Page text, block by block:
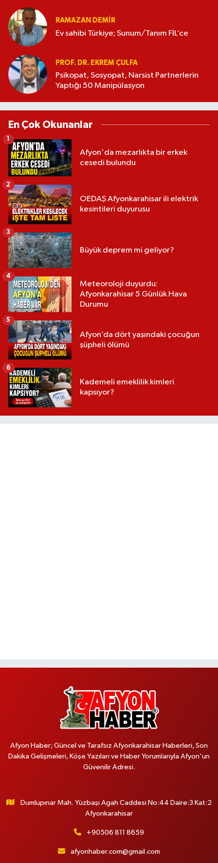
RAMAZAN DEMİR
Ev sahibi Türkiye; Sunum/Tanım FİL’ce
PROF. DR. EKREM ÇULFA
Psikopat, Sosyopat, Narsist Partnerlerin
Yaptığı 50 Manipülasyon
En Çok Okunanlar
Afyon'da mezarlıkta bir erkek
cesedi bulundu
1
OEDAŞ Afyonkarahisar ili elektrik
kesintileri duyurusu
2
Büyük deprem mi geliyor?
3
Meteoroloji duyurdu:
Afyonkarahisar 5 Günlük Hava
Durumu
4
Afyon’da dört yaşındaki çocuğun
şüpheli ölümü
5
Kademeli emeklilik kimleri
kapsıyor?
6
Afyon Haber; Güncel ve Tarafsız Afyonkarahisar Haberleri, Son
Dakika Gelişmeleri, Köşe Yazıları ve Haber Yorumlarıyla Afyon'un
Güvenilir Adresi.
Dumlupınar Mah. Yüzbaşı Agah Caddesi No:44 Daire:3 Kat:2
Afyonkarahisar
+90506 811 8659
afyonhaber.com@gmail.com